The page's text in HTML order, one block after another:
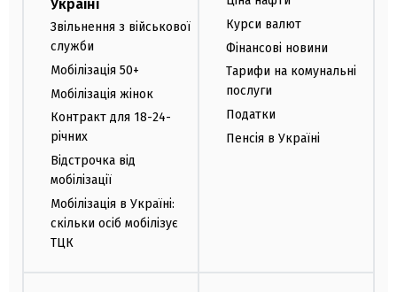
Україні
Звільнення з військової
служби
Мобілізація 50+
Мобілізація жінок
Контракт для 18-24-
річних
Відстрочка від
мобілізації
Мобілізація в Україні:
скільки осіб мобілізує
ТЦК
Курси валют
Фінансові новини
Тарифи на комунальні
послуги
Податки
Пенсія в Україні